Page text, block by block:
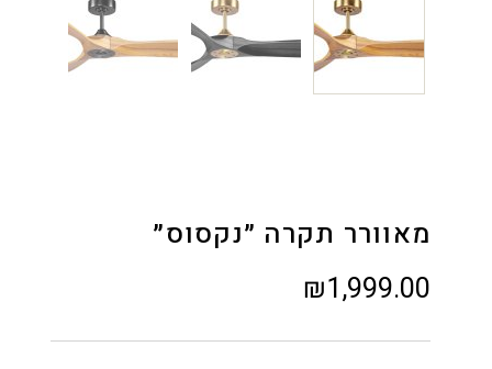
מאוורר תקרה ״נקסוס״
₪1,999.00